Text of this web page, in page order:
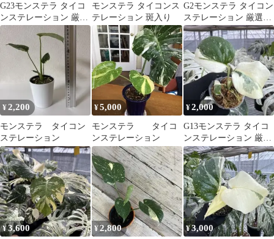
G23モンステラ タイコ
ンステレーション 厳選
斑入り ２寸ポリポッ
ト ネコポス
モンステラ タイコンス
テレーション 斑入り
G2モンステラ タイコン
ステレーション 厳選斑
入り ２寸ポリポッ
ト ネコポス
¥2,200
モンステラ タイコン
ステレーション
¥5,000
モンステラ タイコ
ンステレーション
¥2,000
G13モンステラ タイコ
ンステレーション 厳選
斑入り ２寸ポリポッ
ト ネコポス
¥3,600 ¥2,800 ¥3,000